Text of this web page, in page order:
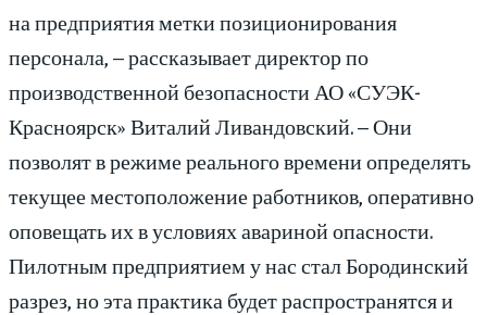
на предприятия метки позиционирования
персонала, – рассказывает директор по
производственной безопасности АО «СУЭК-
Красноярск» Виталий Ливандовский. – Они
позволят в режиме реального времени определять
текущее местоположение работников, оперативно
оповещать их в условиях авариной опасности.
Пилотным предприятием у нас стал Бородинский
разрез, но эта практика будет распространятся и